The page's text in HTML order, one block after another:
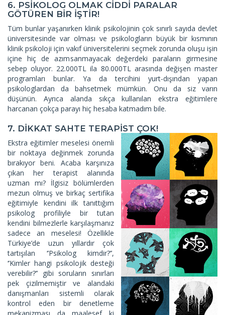
6. PSİKOLOG OLMAK CİDDİ PARALAR
GÖTÜREN BİR İŞTİR!
Tüm bunlar yaşanırken klinik psikolojinin çok sınırlı sayıda devlet
üniversitesinde var olması ve psikologların büyük bir kısmının
klinik psikoloji için vakıf üniversitelerini seçmek zorunda oluşu işin
içine hiç de azımsanmayacak değerdeki paraların girmesine
sebep oluyor. 22.000TL ila 80.000TL arasında değişen master
programları bunlar. Ya da tercihini yurt-dışından yapan
psikologlardan da bahsetmek mümkün. Onu da siz varın
düşünün. Ayrıca alanda sıkça kullanılan ekstra eğitimlere
harcanan çokça parayı hiç hesaba katmadım bile.
7. DİKKAT SAHTE TERAPİST ÇOK!
Ekstra eğitimler meselesi önemli
bir noktaya değinmek zorunda
bırakıyor beni. Acaba karşınıza
çıkan her terapist alanında
uzman mı? İlgisiz bölümlerden
mezun olmuş ve birkaç sertifika
eğitimiyle kendini ilk tanıttığım
psikolog profiliyle bir tutan
kendini bilmezlerle karşılaşmanız
sadece an meselesi! Özellikle
Türkiye’de uzun yıllardır çok
tartışılan ‘’Psikolog kimdir?’’,
‘’Kimler hangi psikolojik desteği
verebilir?’’ gibi soruların sınırları
pek çizilmemiştir ve alandaki
danışmanları sistemli olarak
kontrol eden bir denetleme